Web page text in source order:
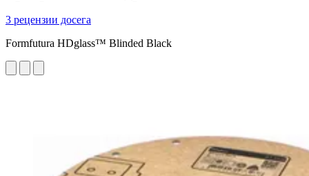
3 рецензии досега
Formfutura HDglass™ Blinded Black